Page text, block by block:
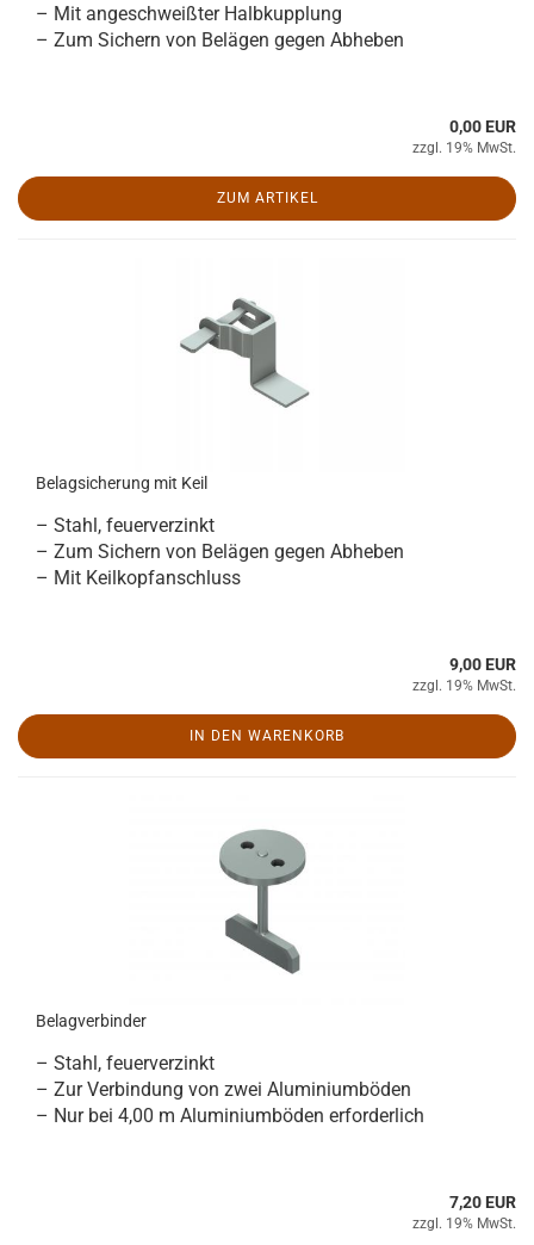
– Mit angeschweißter Halbkupplung
– Zum Sichern von Belägen gegen Abheben
0,00 EUR
zzgl. 19% MwSt.
ZUM ARTIKEL
Belagsicherung mit Keil
– Stahl, feuerverzinkt
– Zum Sichern von Belägen gegen Abheben
– Mit Keilkopfanschluss
9,00 EUR
zzgl. 19% MwSt.
IN DEN WARENKORB
Belagverbinder
– Stahl, feuerverzinkt
– Zur Verbindung von zwei Aluminiumböden
– Nur bei 4,00 m Aluminiumböden erforderlich
7,20 EUR
zzgl. 19% MwSt.